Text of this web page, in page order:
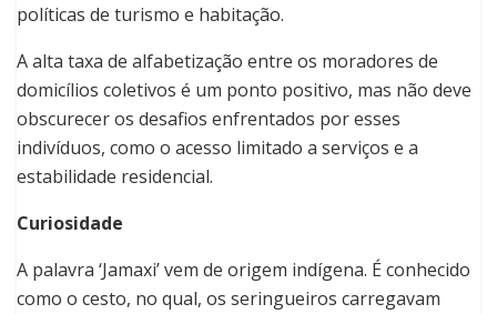
políticas de turismo e habitação.
A alta taxa de alfabetização entre os moradores de
domicílios coletivos é um ponto positivo, mas não deve
obscurecer os desafios enfrentados por esses
indivíduos, como o acesso limitado a serviços e a
estabilidade residencial.
Curiosidade
A palavra ‘Jamaxi’ vem de origem indígena. É conhecido
como o cesto, no qual, os seringueiros carregavam